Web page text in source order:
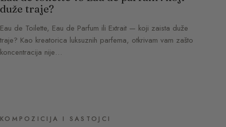
duže traje?
Eau de Toilette, Eau de Parfum ili Extrait — koji zaista duže
traje? Kao kreatorica luksuznih parfema, otkrivam vam zašto
koncentracija nije…
KOMPOZICIJA I SASTOJCI